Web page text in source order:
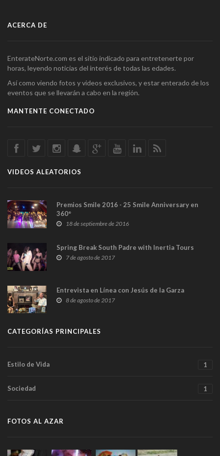
ACERCA DE
EnterateNorte.com es el sitio indicado para entretenerte por
horas, leyendo noticias del interés de todas las edades.
Así como viendo fotos y videos exclusivos, y estar enterado de los
eventos que se llevarán a cabo en la región.
MANTENTE CONECTADO
VIDEOS ALEATORIOS
Premios Smile 2016 - 25 Smile Anniversary en
360°
18 de septiembre de 2016
Spring Break South Padre with Inertia Tours
7 de agosto de 2017
Entrevista en Línea con Jesús de la Garza
8 de agosto de 2017
CATEGORÍAS PRINCIPALES
Estilo de Vida 1
Sociedad 1
FOTOS AL AZAR